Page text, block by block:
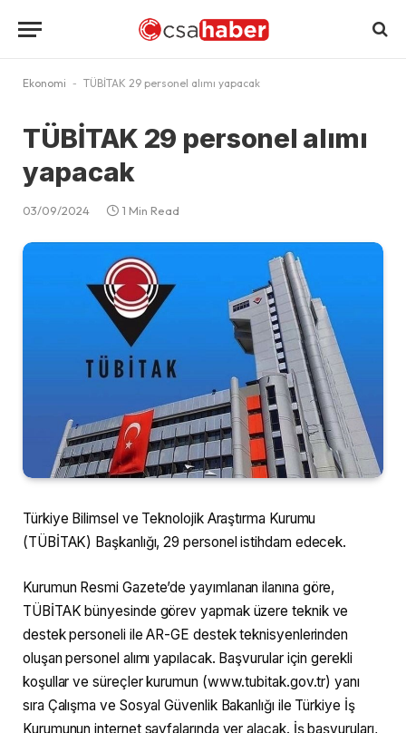
Ekonomi - TÜBİTAK 29 personel alımı yapacak
TÜBİTAK 29 personel alımı
yapacak
03/09/2024 1 Min Read
Türkiye Bilimsel ve Teknolojik Araştırma Kurumu
(TÜBİTAK) Başkanlığı, 29 personel istihdam edecek.
Kurumun Resmi Gazete’de yayımlanan ilanına göre,
TÜBİTAK bünyesinde görev yapmak üzere teknik ve
destek personeli ile AR-GE destek teknisyenlerinden
oluşan personel alımı yapılacak. Başvurular için gerekli
koşullar ve süreçler kurumun (www.tubitak.gov.tr) yanı
sıra Çalışma ve Sosyal Güvenlik Bakanlığı ile Türkiye İş
Kurumunun internet sayfalarında yer alacak. İş başvuruları,